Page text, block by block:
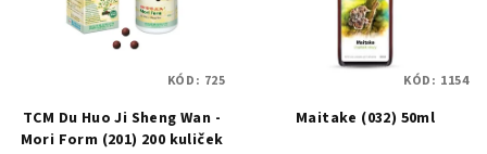
TCM Du Huo Ji Sheng Wan -
Mori Form (201) 200 kuliček
KÓD: 725
Maitake (032) 50ml
KÓD: 1154